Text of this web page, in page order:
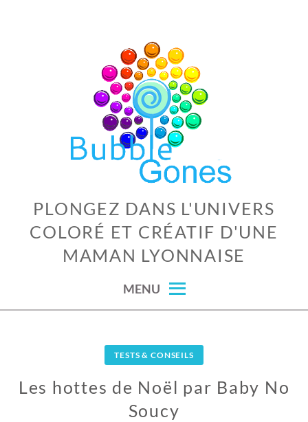
PLONGEZ DANS L'UNIVERS
COLORÉ ET CRÉATIF D'UNE
MAMAN LYONNAISE
MENU
TESTS & CONSEILS
Les hottes de Noël par Baby No
Soucy